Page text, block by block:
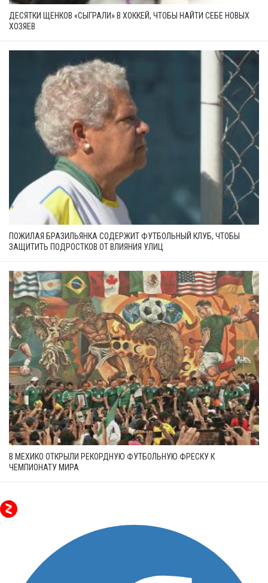
ДЕСЯТКИ ЩЕНКОВ «СЫГРАЛИ» В ХОККЕЙ, ЧТОБЫ НАЙТИ СЕБЕ НОВЫХ
ХОЗЯЕВ
ПОЖИЛАЯ БРАЗИЛЬЯНКА СОДЕРЖИТ ФУТБОЛЬНЫЙ КЛУБ, ЧТОБЫ
ЗАЩИТИТЬ ПОДРОСТКОВ ОТ ВЛИЯНИЯ УЛИЦ
В МЕХИКО ОТКРЫЛИ РЕКОРДНУЮ ФУТБОЛЬНУЮ ФРЕСКУ К
ЧЕМПИОНАТУ МИРА